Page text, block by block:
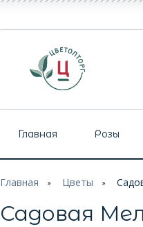
Главная Розы
Главная Цветы
Садовая